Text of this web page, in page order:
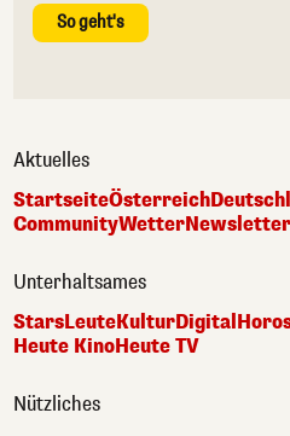
So geht's
Aktuelles
StartseiteÖsterreich
CommunityWetterNewsletter
Unterhaltsames
StarsLeuteKulturDigital
Heute KinoHeute TV
Nützliches